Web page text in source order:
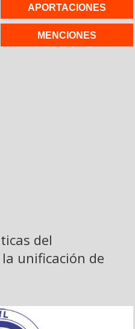
APORTACIONES
MENCIONES
del
unificación de